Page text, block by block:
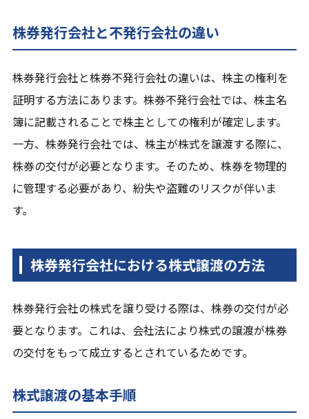
株券発行会社と不発行会社の違い
株券発行会社と株券不発行会社の違いは、株主の権利を
証明する方法にあります。株券不発行会社では、株主名
簿に記載されることで株主としての権利が確定します。
一方、株券発行会社では、株主が株式を譲渡する際に、
株券の交付が必要となります。そのため、株券を物理的
に管理する必要があり、紛失や盗難のリスクが伴いま
す。
株券発行会社における株式譲渡の方法
株券発行会社の株式を譲り受ける際は、株券の交付が必
要となります。これは、会社法により株式の譲渡が株券
の交付をもって成立するとされているためです。
株式譲渡の基本手順